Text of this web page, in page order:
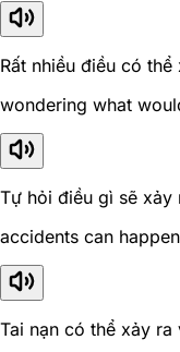
Rất nhiều điều có
wondering what
Tự hỏi điều gì sẽ xảy
accidents can
Tai nạn có thể xảy